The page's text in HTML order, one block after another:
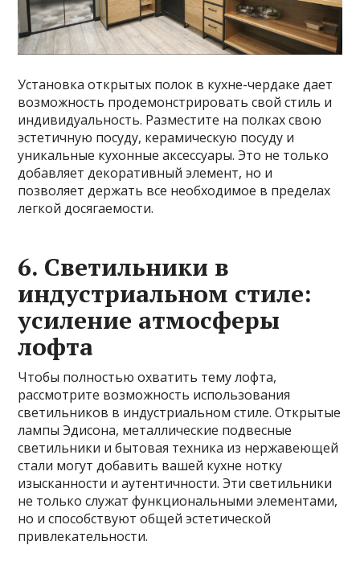
Установка открытых полок в кухне-чердаке дает
возможность продемонстрировать свой стиль и
индивидуальность. Разместите на полках свою
эстетичную посуду, керамическую посуду и
уникальные кухонные аксессуары. Это не только
добавляет декоративный элемент, но и
позволяет держать все необходимое в пределах
легкой досягаемости.
6. Светильники в
индустриальном стиле:
усиление атмосферы
лофта
Чтобы полностью охватить тему лофта,
рассмотрите возможность использования
светильников в индустриальном стиле. Открытые
лампы Эдисона, металлические подвесные
светильники и бытовая техника из нержавеющей
стали могут добавить вашей кухне нотку
изысканности и аутентичности. Эти светильники
не только служат функциональными элементами,
но и способствуют общей эстетической
привлекательности.